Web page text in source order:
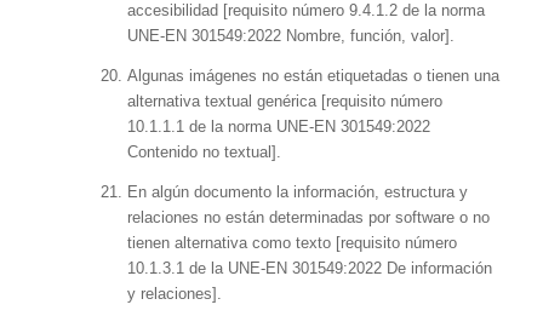
accesibilidad [requisito número 9.4.1.2 de la norma
UNE-EN 301549:2022 Nombre, función, valor].
Algunas imágenes no están etiquetadas o tienen una
alternativa textual genérica [requisito número
10.1.1.1 de la norma UNE-EN 301549:2022
Contenido no textual].
En algún documento la información, estructura y
relaciones no están determinadas por software o no
tienen alternativa como texto [requisito número
10.1.3.1 de la UNE-EN 301549:2022 De información
y relaciones].